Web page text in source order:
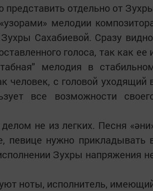
отдельно от
мелодии
Сахабиевой. Сразу
голоса, так как ее
мелодия в
человек, с головой уходящий
все возможности
не из легких. Песня
певице нужно прикладывать
Зухры напряжения
ноты, исполнитель,